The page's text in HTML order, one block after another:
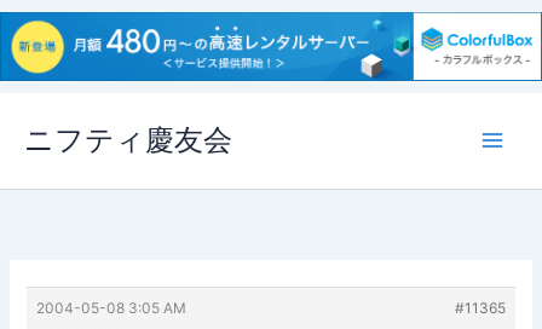
ス
ニフティ慶友会
2004-05-08 3:05 AM
#11365